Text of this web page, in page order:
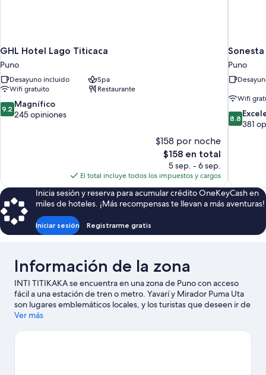
GHL Hotel Lago Titicaca
Puno
Desayuno incluido
Spa
Wifi gratuito
Restaurante
9.2
de
9.2 Magnífico
245 opiniones
$158 por noche
El
precio
actual
es
de
$158
$158 en total
5 sep. - 6 sep.
El total incluye todos los impuestos y cargos
Puno
Wifi
8.8
de
8.8
381
Inicia sesión y reserva para acumular crédito OneKeyCash en
miles de hoteles. ¡Más recompensas te llevan a más aventuras!
Iniciar sesión Registrarme gratis
Información de la zona
INTI TITIKAKA se encuentra en una zona de Puno con acceso
fácil a una estación de tren o metro. Yavarí y Mirador Puma Uta
son lugares emblemáticos locales, y los turistas que deseen ir de
compras pueden visitar Mercado Bellavista y Mercado central
la ciudad? Consulta el calendario de Estadio Enrique Torres
Ver más